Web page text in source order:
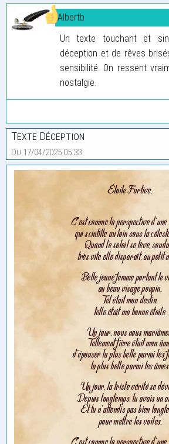
Albertb
Un texte touchant et
déception et de rêves
sensibilité. On ressent
nostalgie.
Texte Déception
Du 17/04/2025 05:33